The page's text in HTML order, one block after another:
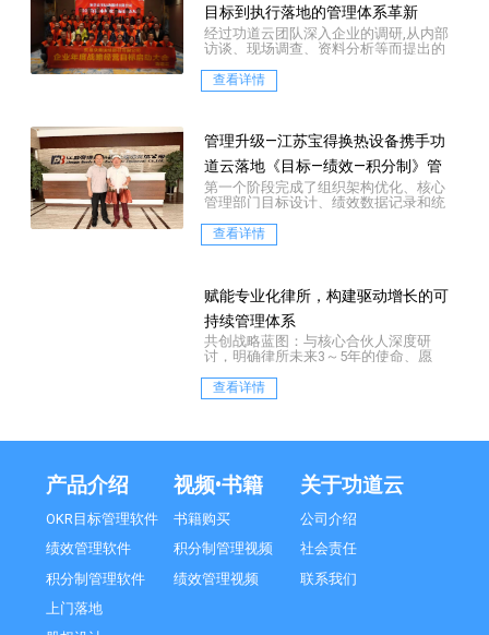
目标到执行落地的管理体系革新
经过功道云团队深入企业的调研,从内部
访谈、现场调查、资料分析等而提出的
查看详情
管理升级—江苏宝得换热设备携手功
道云落地《目标—绩效—积分制》管
理咨询项目
第一个阶段完成了组织架构优化、核心
管理部门目标设计、绩效数据记录和统
查看详情
赋能专业化律所，构建驱动增长的可
持续管理体系
共创战略蓝图：与核心合伙人深度研
讨，明确律所未来3～5年的使命、愿
查看详情
产品介绍 视频•书籍 关于功道云
OKR目标管理软件
绩效管理软件
积分制管理软件
上门落地
书籍购买
积分制管理视频
绩效管理视频
公司介绍
社会责任
联系我们